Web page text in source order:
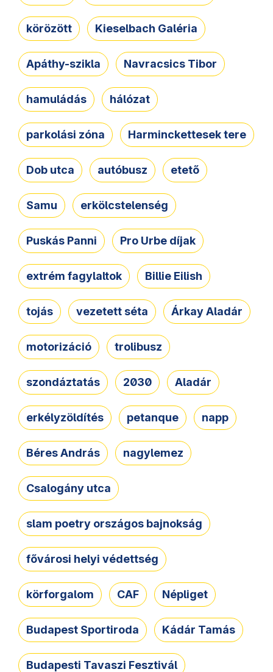
körözött Kieselbach Galéria
Apáthy-szikla Navracsics Tibor
hamuládás hálózat
parkolási zóna Harminckettesek tere
Dob utca autóbusz etető
Samu erkölcstelenség
Puskás Panni Pro Urbe díjak
extrém fagylaltok Billie Eilish
tojás vezetett séta Árkay Aladár
motorizáció trolibusz
szondáztatás 2030 Aladár
erkélyzöldítés petanque napp
Béres András nagylemez
Csalogány utca
slam poetry országos bajnokság
fővárosi helyi védettség
körforgalom CAF Népliget
Budapest Sportiroda Kádár Tamás
Budapesti Tavaszi Fesztivál